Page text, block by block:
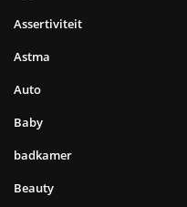
Assertiviteit
Astma
Auto
Baby
badkamer
Beauty